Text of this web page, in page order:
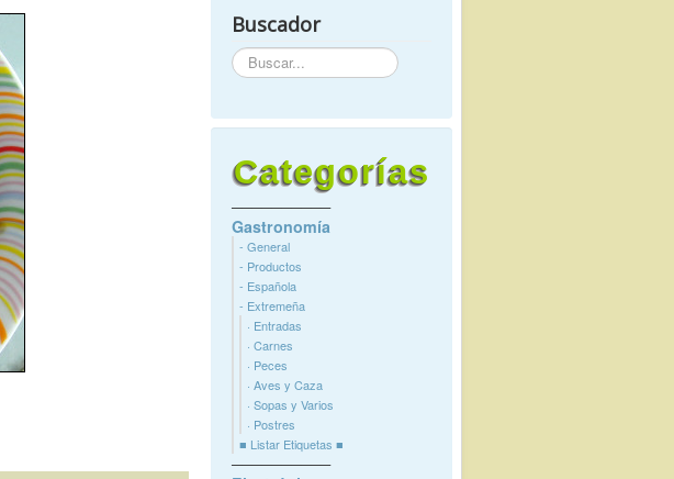
Buscador
Buscador
Categorías
──────────
Gastronomía
- General
- Productos
- Española
- Extremeña
· Entradas
· Carnes
· Peces
· Aves y Caza
· Sopas y Varios
· Postres
■ Listar Etiquetas ■
──────────